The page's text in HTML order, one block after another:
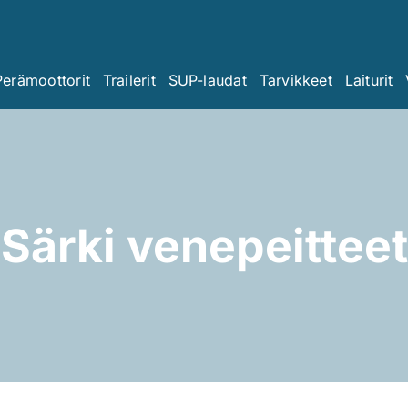
Trailerit SUP-laudat Tarvikkeet Laiturit
Särki venepeitteet